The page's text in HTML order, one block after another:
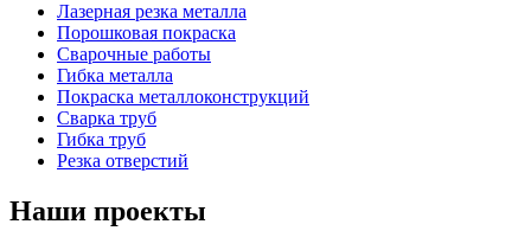
Лазерная резка металла
Порошковая покраска
Сварочные работы
Гибка металла
Покраска металлоконструкций
Сварка труб
Гибка труб
Резка отверстий
Наши проекты